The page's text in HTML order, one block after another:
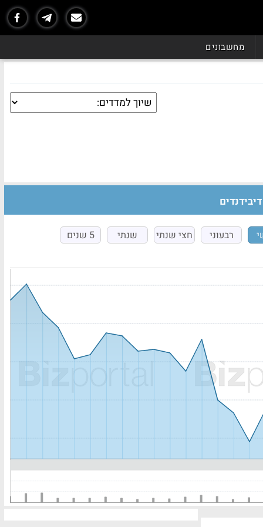
מחשבונים
דיבידנדים
רבעוני חצי שנתי שנתי 5 שנים